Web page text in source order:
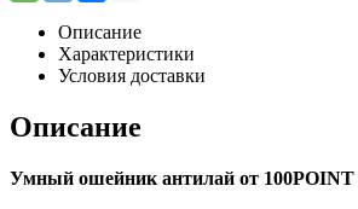
Описание
Характеристики
Условия доставки
Описание
Умный ошейник антилай от 100POINT